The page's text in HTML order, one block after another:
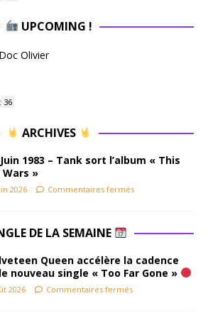
UPCOMING !
Olivier
: 35
ARCHIVES
1983 – Tank sort l’album « This
Wars »
2026 Commentaires fermés
DE LA SEMAINE
Queen accélère la cadence
nouveau single « Too Far Gone »
2026 Commentaires fermés